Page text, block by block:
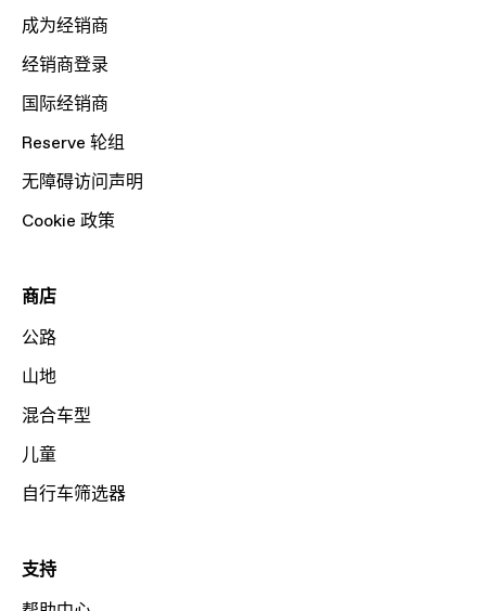
成为经销商
经销商登录
国际经销商
Reserve 轮组
无障碍访问声明
Cookie 政策
商店
公路
山地
混合车型
儿童
自行车筛选器
支持